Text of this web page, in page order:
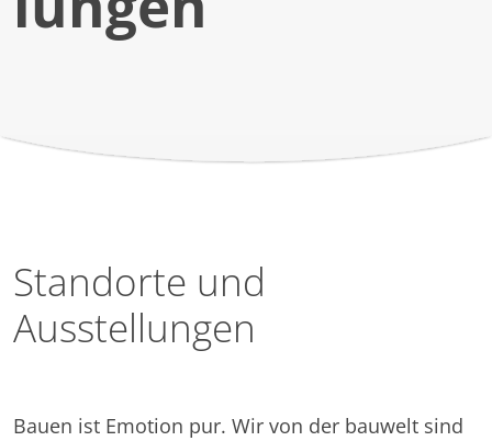
Standorte und
Ausstellungen
Bauen ist Emotion pur. Wir von der bauwelt sind